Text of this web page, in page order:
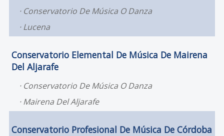
Conservatorio De Música O Danza
Lucena
Conservatorio Elemental De Música De Mairena
Del Aljarafe
Conservatorio De Música O Danza
Mairena Del Aljarafe
Conservatorio Profesional De Música De Córdoba